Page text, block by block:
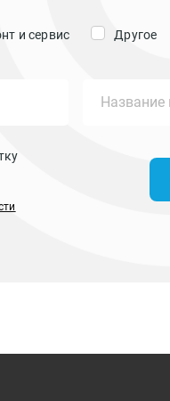
и сервис Другое